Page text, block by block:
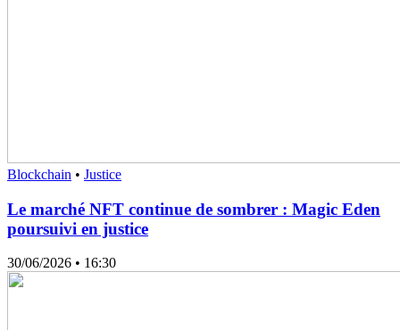
Blockchain • Justice
Le marché NFT continue de sombrer : Magic Eden
poursuivi en justice
30/06/2026 • 16:30